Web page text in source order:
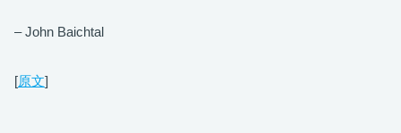
– John Baichtal
[原文]